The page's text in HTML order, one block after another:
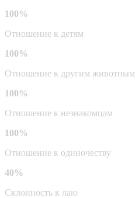
100%
Отношение к детям
100%
Отношение к другим животным
100%
Отношение к незнакомцам
100%
Отношение к одиночеству
40%
Склонность к лаю